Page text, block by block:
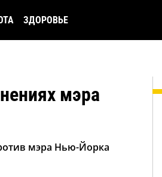
ЗДОРОВЬЕ
мэра
мэра Нью-Йорка